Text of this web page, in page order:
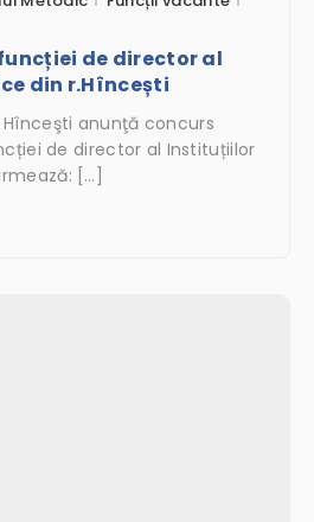
de director al
din r.Hîncești
anunţă concurs
de director al Instituțiilor
[…]